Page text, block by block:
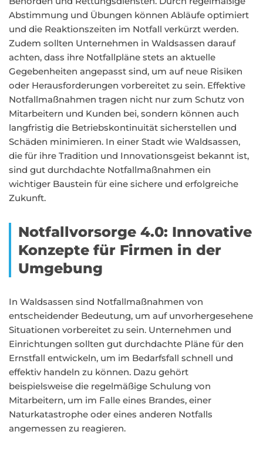
Abstimmung und Übungen können Abläufe optimiert
und die Reaktionszeiten im Notfall verkürzt werden.
Zudem sollten Unternehmen in Waldsassen darauf
achten, dass ihre Notfallpläne stets an aktuelle
Gegebenheiten angepasst sind, um auf neue Risiken
oder Herausforderungen vorbereitet zu sein. Effektive
Notfallmaßnahmen tragen nicht nur zum Schutz von
Mitarbeitern und Kunden bei, sondern können auch
langfristig die Betriebskontinuität sicherstellen und
Schäden minimieren. In einer Stadt wie Waldsassen,
die für ihre Tradition und Innovationsgeist bekannt ist,
sind gut durchdachte Notfallmaßnahmen ein
wichtiger Baustein für eine sichere und erfolgreiche
Zukunft.
Notfallvorsorge 4.0: Innovative
Konzepte für Firmen in der
Umgebung
In Waldsassen sind Notfallmaßnahmen von
entscheidender Bedeutung, um auf unvorhergesehene
Situationen vorbereitet zu sein. Unternehmen und
Einrichtungen sollten gut durchdachte Pläne für den
Ernstfall entwickeln, um im Bedarfsfall schnell und
effektiv handeln zu können. Dazu gehört
beispielsweise die regelmäßige Schulung von
Mitarbeitern, um im Falle eines Brandes, einer
Naturkatastrophe oder eines anderen Notfalls
angemessen zu reagieren.